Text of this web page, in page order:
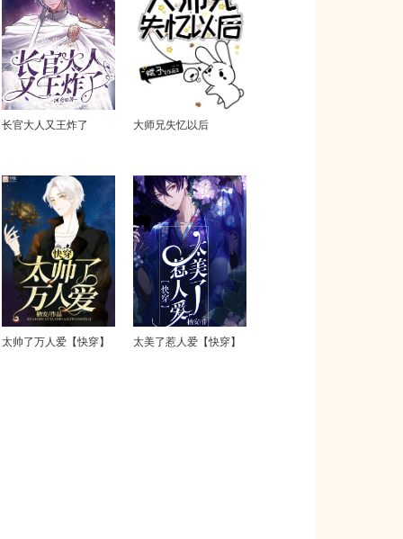
长官大人又王炸了 大师兄失忆以后
太帅了万人爱【快穿】 太美了惹人爱【快穿】